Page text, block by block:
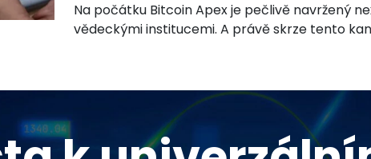
Na počátku Bitcoin Apex je pečlivě navržený
vědeckými institucemi. A právě skrze tento